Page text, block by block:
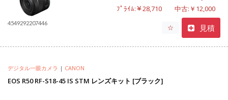
4549292207446
ﾌﾟﾗｲﾑ:￥28,710 中古:￥12,000
☆ 見積
デジタル一眼カメラ | CANON
EOS R50 RF-S18-45 IS STM レンズキット [ブラック]